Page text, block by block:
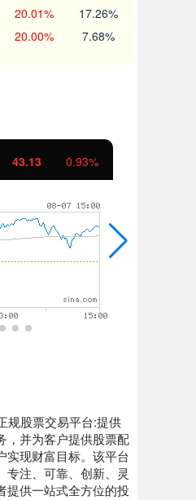
20.01% 17.26%
20.00% 7.68%
1134.24 11.37
规股票交易平台:提供
，并为客户提供股票配
实现财富目标。该平台
专注、可靠、创新、灵
提供一站式全方位的投